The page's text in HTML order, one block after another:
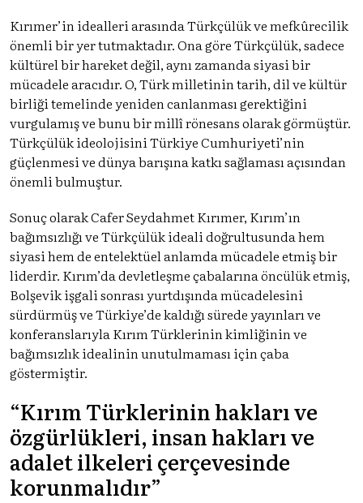
Kırımer’in idealleri arasında Türkçülük ve mefkûrecilik
önemli bir yer tutmaktadır. Ona göre Türkçülük, sadece
kültürel bir hareket değil, aynı zamanda siyasi bir
mücadele aracıdır. O, Türk milletinin tarih, dil ve kültür
birliği temelinde yeniden canlanması gerektiğini
vurgulamış ve bunu bir millî rönesans olarak görmüştür​.
Türkçülük ideolojisini Türkiye Cumhuriyeti’nin
güçlenmesi ve dünya barışına katkı sağlaması açısından
önemli bulmuştur.
Sonuç olarak Cafer Seydahmet Kırımer, Kırım’ın
bağımsızlığı ve Türkçülük ideali doğrultusunda hem
siyasi hem de entelektüel anlamda mücadele etmiş bir
liderdir. Kırım’da devletleşme çabalarına öncülük etmiş,
Bolşevik işgali sonrası yurtdışında mücadelesini
sürdürmüş ve Türkiye’de kaldığı sürede yayınları ve
konferanslarıyla Kırım Türklerinin kimliğinin ve
bağımsızlık idealinin unutulmaması için çaba
göstermiştir​.
“Kırım Türklerinin hakları ve
özgürlükleri, insan hakları ve
adalet ilkeleri çerçevesinde
korunmalıdır”